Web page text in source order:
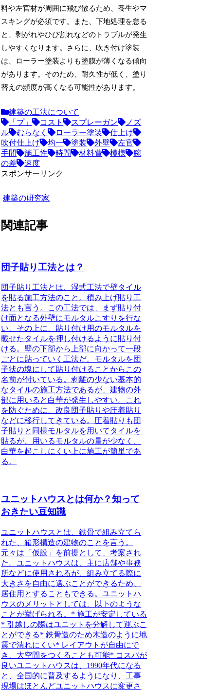
料や左官材が周囲に飛び散るため、養生やマ
スキングが必須です。また、下地処理を怠る
と、剥がれやひび割れなどのトラブルが発生
しやすくなります。さらに、吹き付け塗装
は、ローラー塗装よりも塗膜が薄くなる傾向
があります。そのため、耐久性が低く、塗り
替えの頻度が高くなる可能性があります。
建築の工法について
「プ」
コスト スプレーガン
ノズ
ル
むらなく ローラー塗装
仕上げ
吹付仕上げ
均一 塗装 外壁
左官
手間
施工性 時間 材料費 模様
腕
の差
速度
スポンサーリンク
建築の研究家
関連記事
団子貼り工法とは？
団子貼り工法とは、湿式工法で壁タイル
を貼る施工方法のこと 。積み上げ貼り工
法とも言う。この工法では、まず貼り付
け面となる外壁にモルタルこすりを行な
い、その上に、貼り付け用のモルタルを
載せたタイルを押し付けるように貼り付
ける。壁の下部から上部に向かって一段
ごとに貼っていく工法だ。モルタルを団
子状の塊にして貼り付けることからこの
名前が付いている。剥離の少ない基本的
なタイルの施工方法であるが、建物の外
部に用いると白華が発生しやすい。
これ
を防ぐために、改良団子貼りや圧着貼り
などに移行してきている 。圧着貼りも団
子貼りと同様モルタルを用いてタイルを
貼るが、用いるモルタルの量が少なく、
白華を起こしにくい上に施工が簡単であ
る。
ユニットハウスとは何か？知って
おきたい豆知識
ユニットハウスとは、鉄骨で組み立てら
れた、箱形構造の建物のことを言う。
元々は「仮設」を前提として、考案され
た。ユニットハウスは、主に店舗や事務
所などに使用されるが、組み立てる際に
大きさを自由に選ぶことができるため、
居住用とすることもできる。ユニットハ
ウスのメリットとしては、以下のような
ことが挙げられる。* 施工が安定している
* 引越しの際はユニットを分解して運ぶこ
とができる* 鉄骨造のため木造のように地
震で潰れにくい* レイアウトが自由にで
き、大空間をつくることも可能* コスパが
良いユニットハウスは、1990年代になる
と、全国的に普及するようになり、工事
現場はほとんどユニットハウスに変更さ